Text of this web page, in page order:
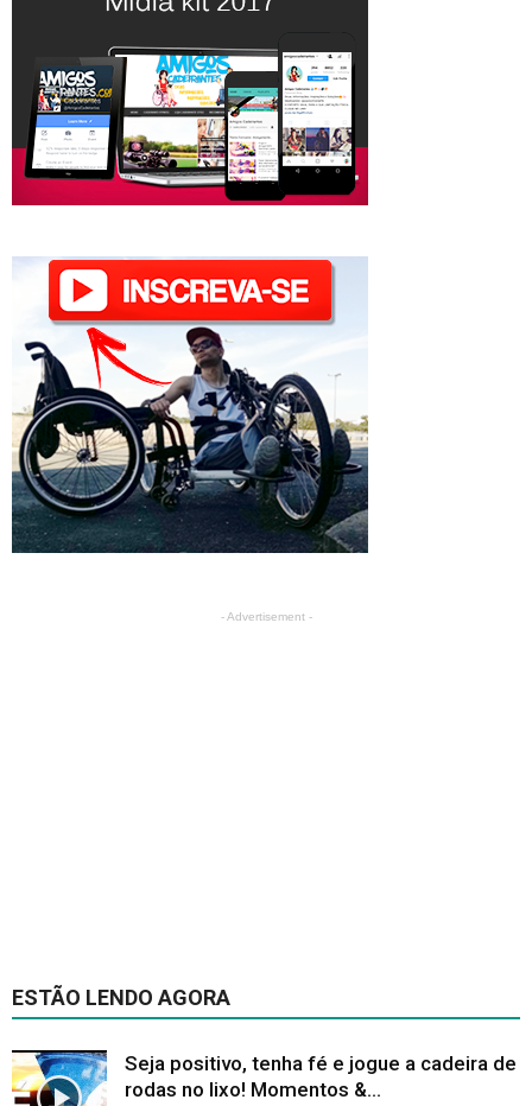
- Advertisement -
ESTÃO LENDO AGORA
Seja positivo, tenha fé e jogue a cadeira de
rodas no lixo! Momentos &...